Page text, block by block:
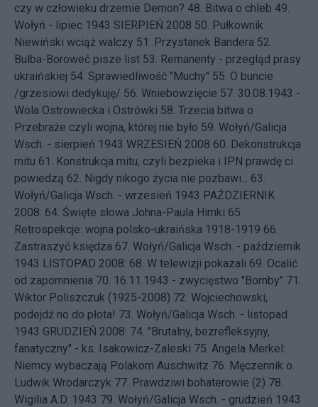
czy w człowieku drzemie Demon? 48. Bitwa o chleb 49.
Wołyń - lipiec 1943 SIERPIEŃ 2008 50. Pułkownik
Niewiński wciąż walczy 51. Przystanek Bandera 52.
Bulba-Boroweć pisze list 53. Remanenty - przegląd prasy
ukraińskiej 54. Sprawiedliwość "Muchy" 55. O buncie
/grzesiowi dedykuję/ 56. Wniebowzięcie 57. 30.08.1943 -
Wola Ostrowiecka i Ostrówki 58. Trzecia bitwa o
Przebraże czyli wojna, której nie było 59. Wołyń/Galicja
Wsch. - sierpień 1943 WRZESIEŃ 2008 60. Dekonstrukcja
mitu 61. Konstrukcja mitu, czyli bezpieka i IPN prawdę ci
powiedzą 62. Nigdy nikogo życia nie pozbawi... 63.
Wołyń/Galicja Wsch. - wrzesień 1943 PAŹDZIERNIK
2008: 64. Święte słowa Johna-Paula Himki 65.
Retrospekcje: wojna polsko-ukraińska 1918-1919 66.
Zastraszyć księdza 67. Wołyń/Galicja Wsch. - październik
1943 LISTOPAD 2008: 68. W telewizji pokazali 69. Ocalić
od zapomnienia 70. 16.11.1943 - zwycięstwo "Bomby" 71.
Wiktor Poliszczuk (1925-2008) 72. Wojciechowski,
podejdź no do płota! 73. Wołyń/Galicja Wsch. - listopad
1943 GRUDZIEŃ 2008: 74. "Brutalny, bezrefleksyjny,
fanatyczny" - ks. Isakowicz-Zaleski 75. Angela Merkel:
Niemcy wybaczają Polakom Auschwitz 76. Męczennik o.
Ludwik Wrodarczyk 77. Prawdziwi bohaterowie (2) 78.
Wigilia A.D. 1943 79. Wołyń/Galicja Wsch. - grudzień 1943